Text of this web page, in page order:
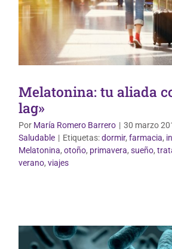
Melatonina: tu aliada
lag»
Por María Romero Barrero | 30 marzo
Saludable | Etiquetas:dormir, farmacia,
Melatonina, otoño, primavera, sueño,
verano, viajes
Uso correcto de